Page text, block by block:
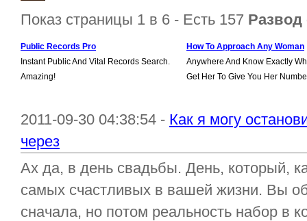
Показ страницы 1 в 6 - Есть 157 Развод
Public Records Pro
Instant Public And Vital Records Search.
Amazing!
How To Approach Any Woman
Anywhere And Know Exactly
Get Her To Give You Her Numbe
2011-09-30 04:38:54 - Как я могу
через
Ах да, в день свадьбы. День, который,
самых счастливых в вашей жизни. Вы
сначала, но потом реальность набор в